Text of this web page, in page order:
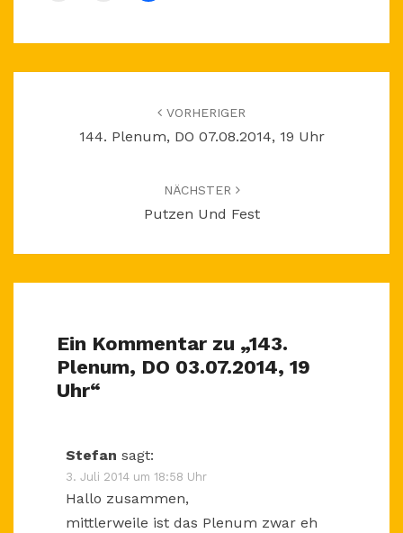
VORHERIGER
144. Plenum, DO 07.08.2014, 19 Uhr
NÄCHSTER
Putzen Und Fest
Ein Kommentar zu „143.
Plenum, DO 03.07.2014, 19
Uhr“
Stefan sagt:
3. Juli 2014 um 18:58 Uhr
Hallo zusammen,
mittlerweile ist das Plenum zwar eh